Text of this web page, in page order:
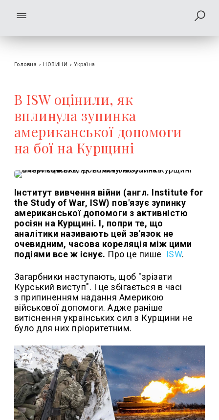
Головна › НОВИНИ › Україна
В ISW оцінили, як
вплинула зупинка
американської допомоги
на бої на Курщині
Інститут вивчення війни (англ. Institute for
the Study of War, ISW) пов'язує зупинку
американської допомоги з активністю
росіян на Курщині. І, попри те, що
аналітики називають цей зв'язок не
очевидним, часова кореляція між цими
подіями все ж існує. Про це пише ISW.
Загарбники наступають, щоб "зрізати
Курський виступ". І це збігається в часі
з припиненням надання Америкою
військової допомоги. Адже раніше
витіснення українських сил з Курщини не
було для них пріоритетним.